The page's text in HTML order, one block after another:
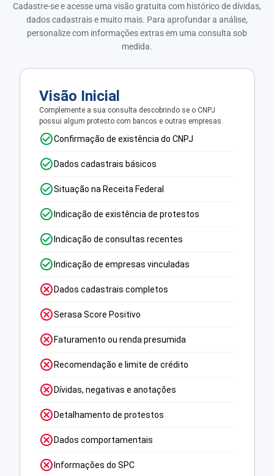
Cadastre-se e acesse uma visão gratuita com histórico de dívidas,
dados cadastrais e muito mais. Para aprofundar a análise,
personalize com informações extras em uma consulta sob
medida.
Visão Inicial
Complemente a sua consulta descobrindo se o CNPJ
possui algum protesto com bancos e outras empresas.
Confirmação de existência do CNPJ
Dados cadastrais básicos
Situação na Receita Federal
Indicação de existência de protestos
Indicação de consultas recentes
Indicação de empresas vinculadas
Dados cadastrais completos
Serasa Score Positivo
Faturamento ou renda presumida
Recomendação e limite de crédito
Dívidas, negativas e anotações
Detalhamento de protestos
Dados comportamentais
Informações do SPC